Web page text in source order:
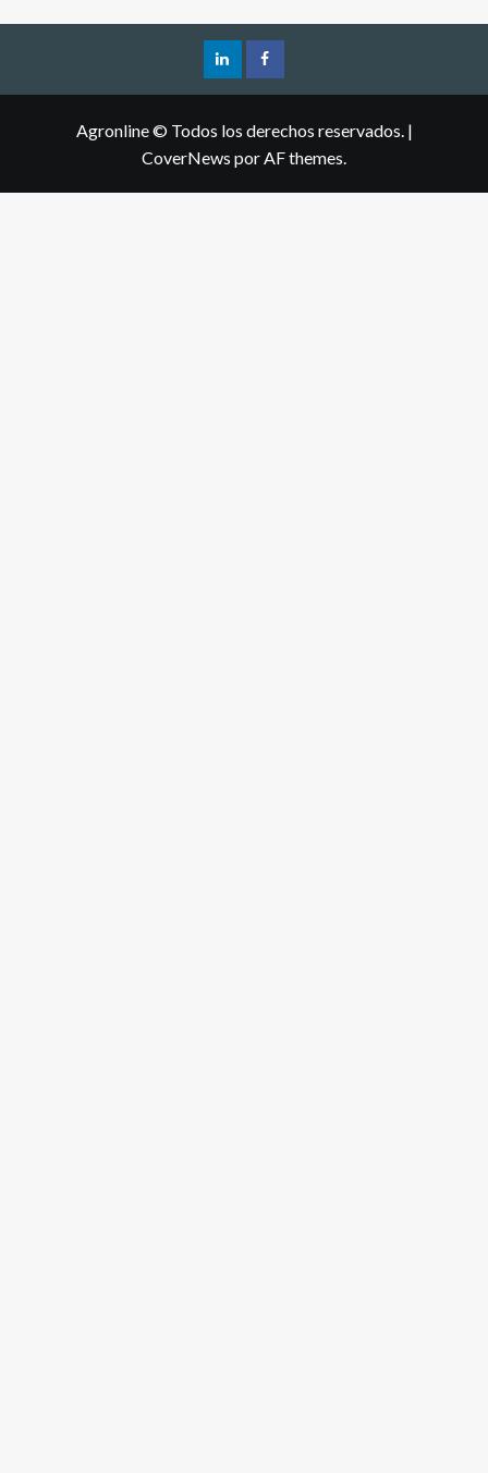
Agronline © Todos los derechos reservados. |
CoverNews por AF themes.